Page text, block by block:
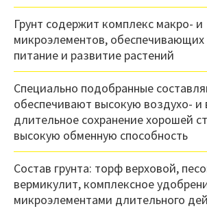
Грунт содержит комплекс макро- и
микроэлементов,
питание и развитие растений
Специально подобранные
обеспечивают высокую воздухо- и
длительное сохранение хорошей
высокую обменную способность
Состав грунта: торф верховой,
вермикулит, комплексное
микроэлементами длительного